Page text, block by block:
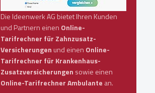
Die Ideenwerk AG bietet Ihren Kunden
und Partnern einen Online-
Tarifrechner für Zahnzusatz-
Versicherungen und einen Online-
Tarifrechner für Krankenhaus-
Zusatzversicherungen sowie einen
Online-Tarifrechner Ambulante an.